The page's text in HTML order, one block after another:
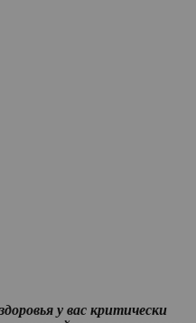
у вас критически